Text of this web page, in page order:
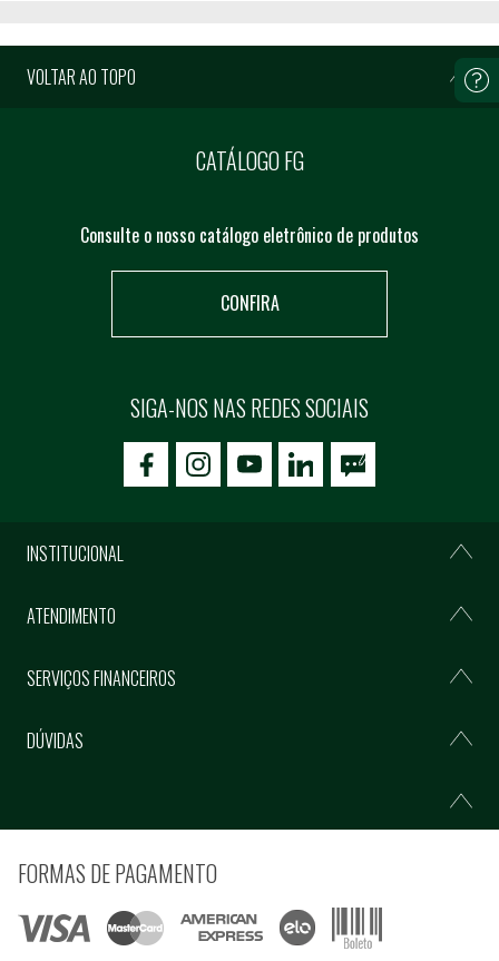
VOLTAR AO TOPO
CATÁLOGO FG
Consulte o nosso catálogo eletrônico de produtos
CONFIRA
SIGA-NOS NAS REDES SOCIAIS
icon-facebookicon-social02icon-social03
INSTITUCIONAL
ATENDIMENTO
SERVIÇOS FINANCEIROS
DÚVIDAS
FORMAS DE PAGAMENTO